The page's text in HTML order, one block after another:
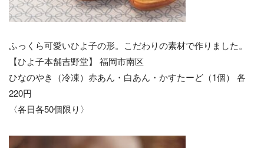
ふっくら可愛いひよ子の形。こだわりの素材で作りました。
【ひよ子本舗吉野堂】 福岡市南区
ひなのやき（冷凍）赤あん・白あん・かすたーど（1個） 各
220円
〈各日各50個限り〉